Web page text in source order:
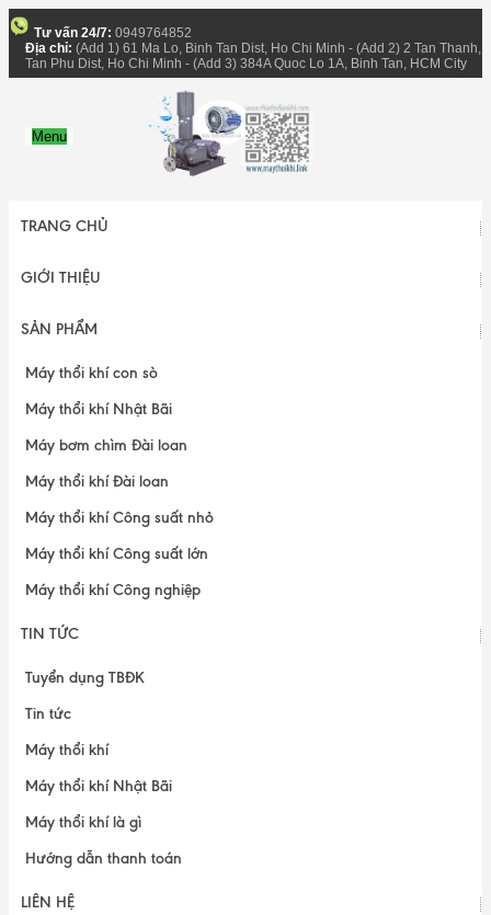
Tư vấn 24/7: 0949764852
Địa chỉ: (Add 1) 61 Ma Lo, Binh Tan Dist, Ho Chi Minh - (Add 2) 2 Tan Thanh,
Tan Phu Dist, Ho Chi Minh - (Add 3) 384A Quoc Lo 1A, Binh Tan, HCM City
Menu
TRANG CHỦ
GIỚI THIỆU
SẢN PHẨM
Máy thổi khí con sò
Máy thổi khí Nhật Bãi
Máy bơm chìm Đài loan
Máy thổi khí Đài loan
Máy thổi khí Công suất nhỏ
Máy thổi khí Công suất lớn
Máy thổi khí Công nghiệp
TIN TỨC
Tuyển dụng TBĐK
Tin tức
Máy thổi khí
Máy thổi khí Nhật Bãi
Máy thổi khí là gì
Hướng dẫn thanh toán
LIÊN HỆ